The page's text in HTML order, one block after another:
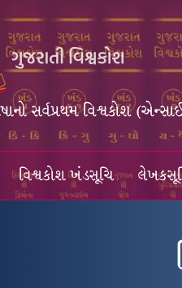
સર્વપ્રથમ વિશ્વકોશ
વિશ્વકોશ ખંડસૂચિ